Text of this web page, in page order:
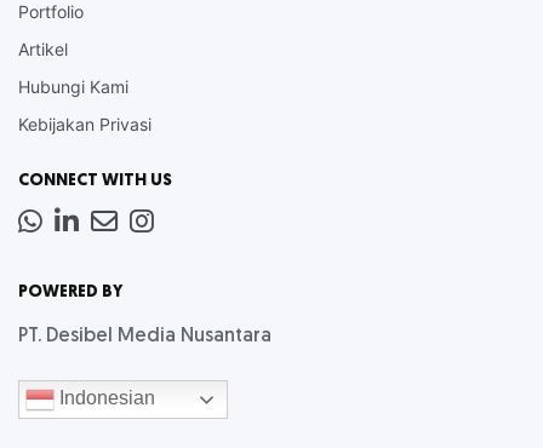
Portfolio
Artikel
Hubungi Kami
Kebijakan Privasi
CONNECT WITH US
Whatsapp
LinkedIn
NewsInstagram
POWERED BY
PT. Desibel Media Nusantara
Indonesian